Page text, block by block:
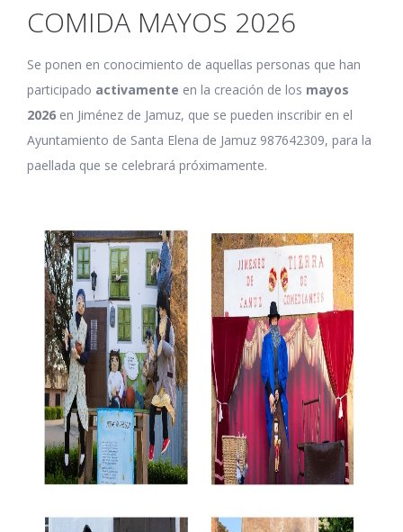
COMIDA MAYOS 2026
Se ponen en conocimiento de aquellas personas que han
participado activamente en la creación de los mayos
2026 en Jiménez de Jamuz, que se pueden inscribir en el
Ayuntamiento de Santa Elena de Jamuz 987642309, para la
paellada que se celebrará próximamente.